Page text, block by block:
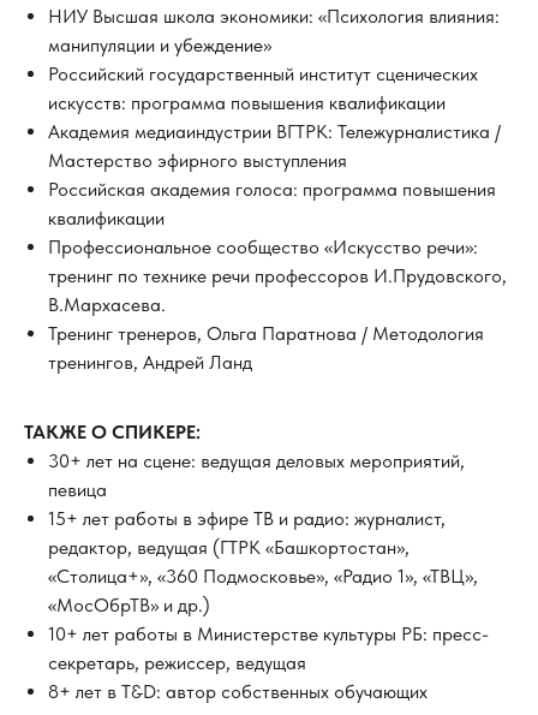
НИУ Высшая школа экономики: «Психология влияния:
манипуляции и убеждение»
Российский государственный институт сценических
искусств: программа повышения квалификации
Академия медиаиндустрии ВГТРК: Тележурналистика /
Мастерство эфирного выступления
Российская академия голоса: программа повышения
квалификации
Профессиональное сообщество «Искусство речи»:
тренинг по технике речи профессоров И.Прудовского,
В.Мархасева.
Тренинг тренеров, Ольга Паратнова / Методология
тренингов, Андрей Ланд
ТАКЖЕ О СПИКЕРЕ:
30+ лет на сцене: ведущая деловых мероприятий,
певица
15+ лет работы в эфире ТВ и радио: журналист,
редактор, ведущая (ГТРК «Башкортостан»,
«Столица+», «360 Подмосковье», «Радио 1», «ТВЦ»,
«МосОбрТВ» и др.)
10+ лет работы в Министерстве культуры РБ: пресс-
секретарь, режиссер, ведущая
8+ лет в T&D: автор собственных обучающих